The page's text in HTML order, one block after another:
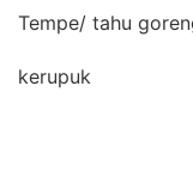
Tempe/ tahu
kerupuk